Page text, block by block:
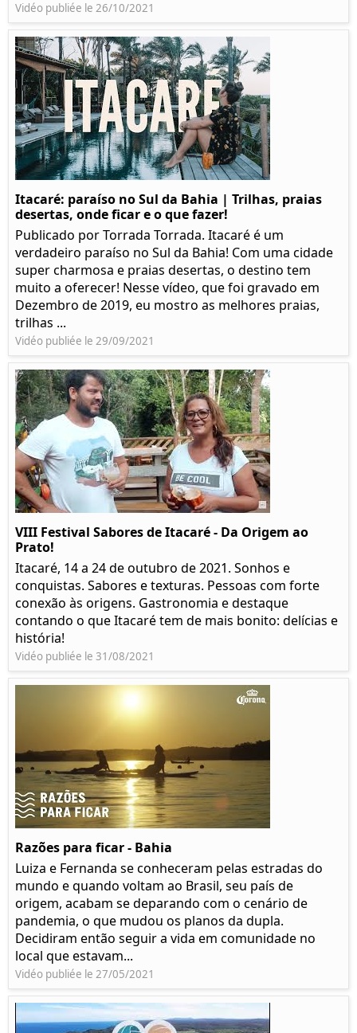
Vidéo publiée le 26/10/2021
Itacaré: paraíso no Sul da Bahia | Trilhas, praias
desertas, onde ficar e o que fazer!
Publicado por Torrada Torrada. Itacaré é um
verdadeiro paraíso no Sul da Bahia! Com uma cidade
super charmosa e praias desertas, o destino tem
muito a oferecer! Nesse vídeo, que foi gravado em
Dezembro de 2019, eu mostro as melhores praias,
trilhas ...
Vidéo publiée le 29/09/2021
VIII Festival Sabores de Itacaré - Da Origem ao
Prato!
Itacaré, 14 a 24 de outubro de 2021. Sonhos e
conquistas. Sabores e texturas. Pessoas com forte
conexão às origens. Gastronomia e destaque
contando o que Itacaré tem de mais bonito: delícias e
história!
Vidéo publiée le 31/08/2021
Razões para ficar - Bahia
Luiza e Fernanda se conheceram pelas estradas do
mundo e quando voltam ao Brasil, seu país de
origem, acabam se deparando com o cenário de
pandemia, o que mudou os planos da dupla.
Decidiram então seguir a vida em comunidade no
local que estavam...
Vidéo publiée le 27/05/2021